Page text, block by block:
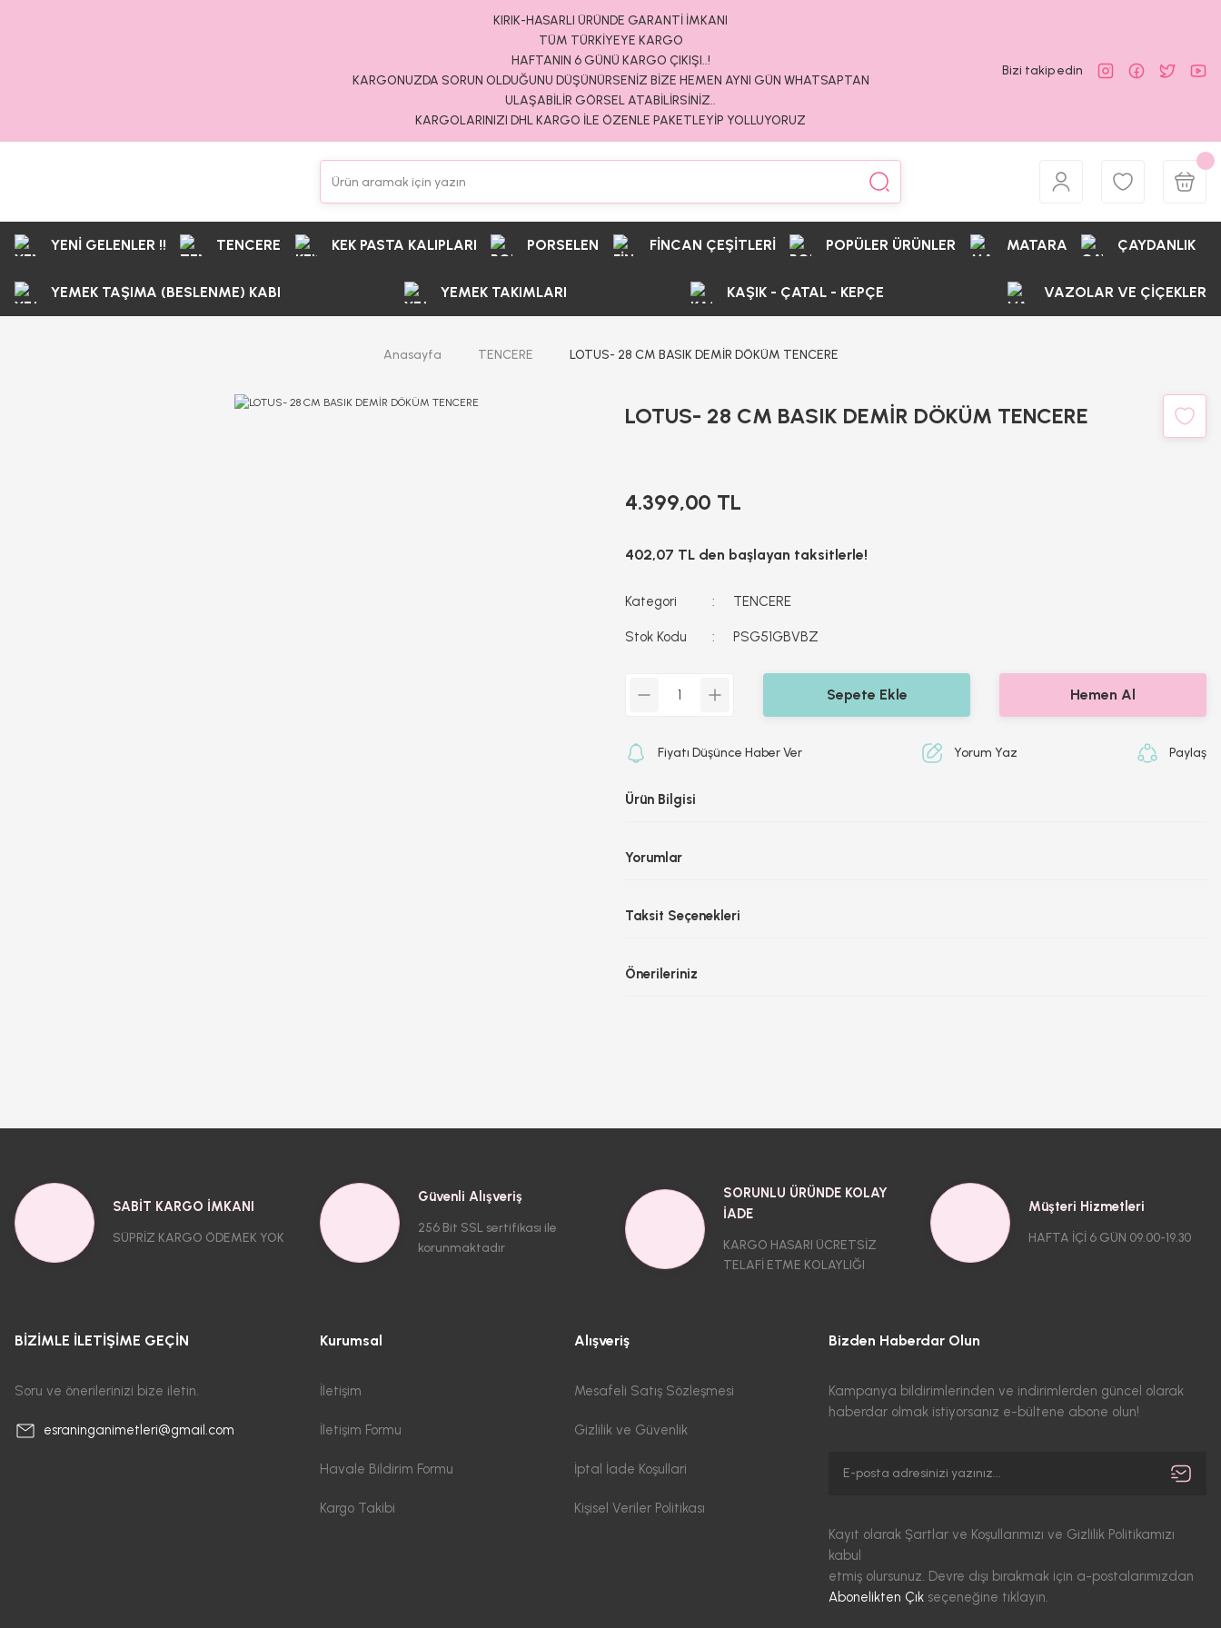
KIRIK-HASARLI ÜRÜNDE GARANTİ İMKANI
TÜM TÜRKİYEYE KARGO
HAFTANIN 6 GÜNÜ KARGO ÇIKIŞI..!
KARGONUZDA SORUN OLDUĞUNU DÜŞÜNÜRSENİZ BİZE HEMEN AYNI GÜN WHATSAPTAN
ULAŞABİLİR GÖRSEL ATABİLİRSİNİZ..
KARGOLARINIZI DHL KARGO İLE ÖZENLE PAKETLEYİP YOLLUYORUZ
Bizi takip edin
YENİ GELENLER !! TENCERE KEK PASTA KALIPLARI PORSELEN FİNCAN ÇEŞİTLERİ POPÜLER ÜRÜNLER MATARA ÇAYDANLIK
YEMEK TAŞIMA (BESLENME) KABI YEMEK TAKIMLARI KAŞIK - ÇATAL - KEPÇE VAZOLAR VE ÇİÇEKLER
Anasayfa TENCERE LOTUS- 28 CM BASIK DEMİR DÖKÜM TENCERE
LOTUS- 28 CM BASIK DEMİR DÖKÜM TENCERE
4.399,00 TL
402,07 TL den başlayan taksitlerle!
Kategori TENCERE
Stok Kodu PSG51GBVBZ
Sepete Ekle Hemen Al
Fiyatı Düşünce Haber Ver Yorum Yaz Paylaş
Ürün Bilgisi
Yorumlar
Taksit Seçenekleri
Önerileriniz
SABİT KARGO İMKANI
SÜPRİZ KARGO ÖDEMEK YOK
Güvenli Alışveriş
256 Bit SSL sertifikası ile
korunmaktadır
SORUNLU ÜRÜNDE KOLAY
İADE
KARGO HASARI ÜCRETSİZ
TELAFİ ETME KOLAYLIĞI
Müşteri Hizmetleri
HAFTA İÇİ 6 GÜN 09.00-19.30
BİZİMLE İLETİŞİME GEÇİN
Soru ve önerilerinizi bize iletin.
esraninganimetleri@gmail.com
Kurumsal
İletişim
İletişim Formu
Havale Bildirim Formu
Kargo Takibi
Alışveriş
Mesafeli Satış Sözleşmesi
Gizlilik ve Güvenlik
İptal İade Koşullari
Kişisel Veriler Politikası
Bizden Haberdar Olun
Kampanya bildirimlerinden ve indirimlerden güncel olarak
haberdar olmak istiyorsanız e-bültene abone olun!
Kayıt olarak Şartlar ve Koşullarımızı ve Gizlilik Politikamızı
kabul
etmiş olursunuz. Devre dışı bırakmak için a-postalarımızdan
Abonelikten Çık seçeneğine tıklayın.